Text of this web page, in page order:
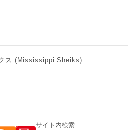
ス (Mississippi Sheiks)
サイト内検索